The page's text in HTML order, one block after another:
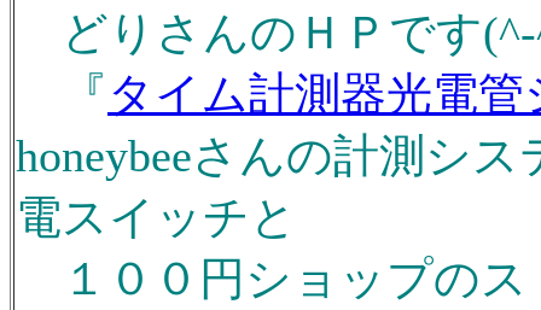
どりさんのＨＰです
『タイム計測器光電
honeybeeさんの計測シ
電スイッチと
１００円ショップのス